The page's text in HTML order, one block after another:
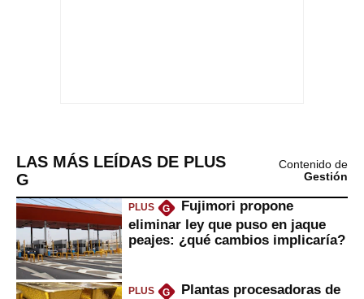
LAS MÁS LEÍDAS DE PLUS
G
Contenido de
Gestión
PLUS G
Fujimori propone
eliminar ley que puso en jaque
peajes: ¿qué cambios implicaría?
PLUS G
Plantas procesadoras de